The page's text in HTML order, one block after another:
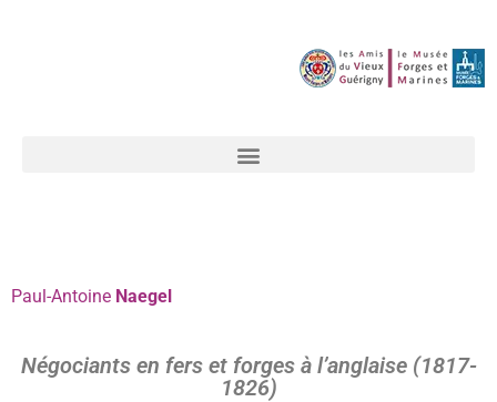
Paul-Antoine Naegel
Négociants en fers et forges à l’anglaise (1817-
1826)